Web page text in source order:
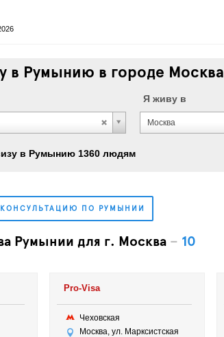
в Румынию в городе Москва
Я живу в
Москва
в Румынию 1360 людям
ПО РУМЫНИИ
Румынии для г. Москва – 10
Pro-Visa
Чеховская
Москва, ул. Марксистская